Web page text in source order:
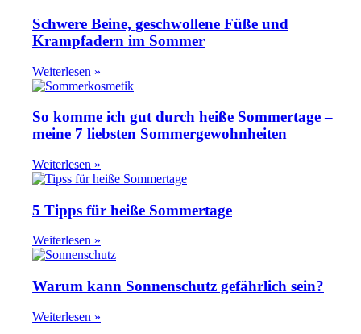
Schwere Beine, geschwollene Füße und
Krampfadern im Sommer
Weiterlesen »
So komme ich gut durch heiße Sommertage –
meine 7 liebsten Sommergewohnheiten
Weiterlesen »
5 Tipps für heiße Sommertage
Weiterlesen »
Warum kann Sonnenschutz gefährlich sein?
Weiterlesen »